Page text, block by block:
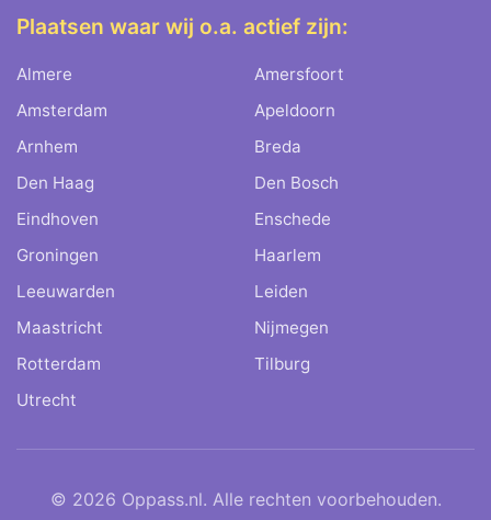
Plaatsen waar wij o.a. actief zijn:
Almere
Amersfoort
Amsterdam
Apeldoorn
Arnhem
Breda
Den Haag
Den Bosch
Eindhoven
Enschede
Groningen
Haarlem
Leeuwarden
Leiden
Maastricht
Nijmegen
Rotterdam
Tilburg
Utrecht
© 2026 Oppass.nl. Alle rechten voorbehouden.